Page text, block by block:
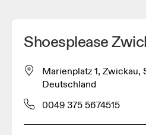
Shoesplease
Marienplatz 1, Zwickau,
Deutschland
0049 375 5674515